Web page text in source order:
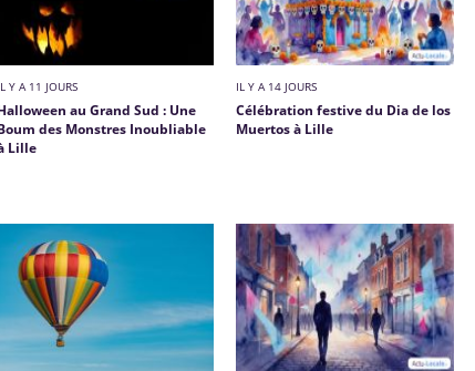
Y A 11 JOURS
au Grand Sud : Une
des Monstres Inoubliable
Lille
IL Y A 14 JOURS
Célébration festive du Dia de los
Muertos à Lille